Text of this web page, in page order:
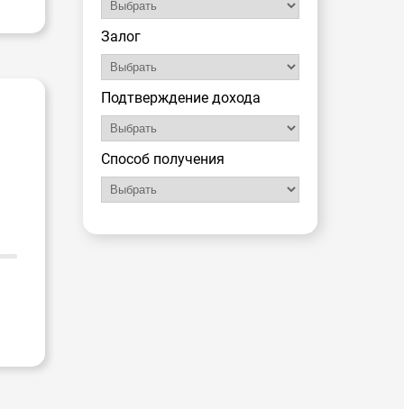
Залог
Подтверждение дохода
Способ получения